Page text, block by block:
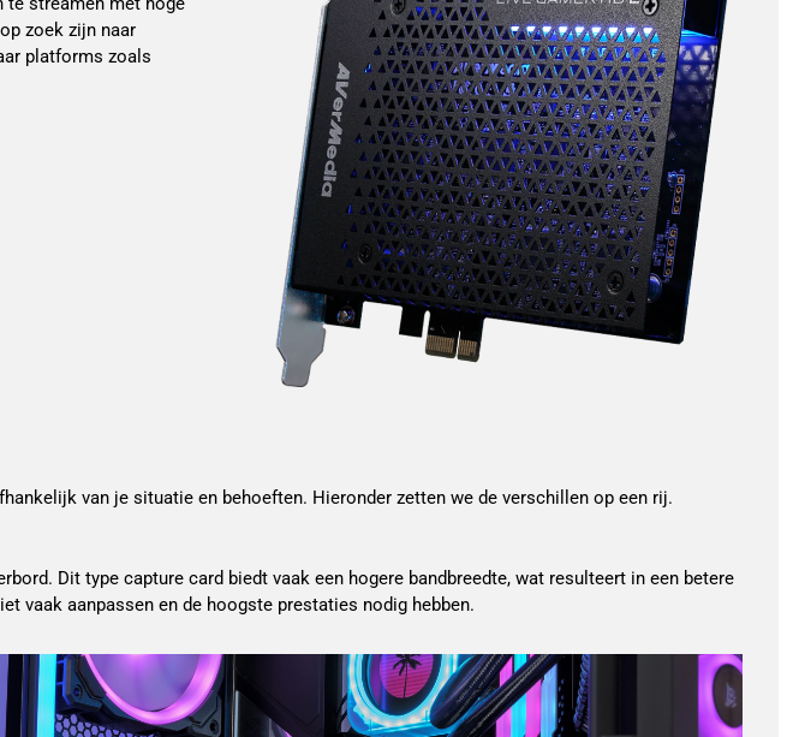
zoek zijn naar
platforms zoals
van je situatie en behoeften. Hieronder zetten we de verschillen op een rij.
Dit type capture card biedt vaak een hogere bandbreedte, wat resulteert in een betere
vaak aanpassen en de hoogste prestaties nodig hebben.